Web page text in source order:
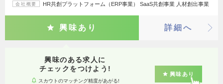
会社概要 HR共創プラットフォーム（ERP事業） SaaS共創事業 人材創出事業
興味あり 詳細へ
興味のある求人に
チェックをつけよう!
スカウトのマッチング精度があがる!
興味あり